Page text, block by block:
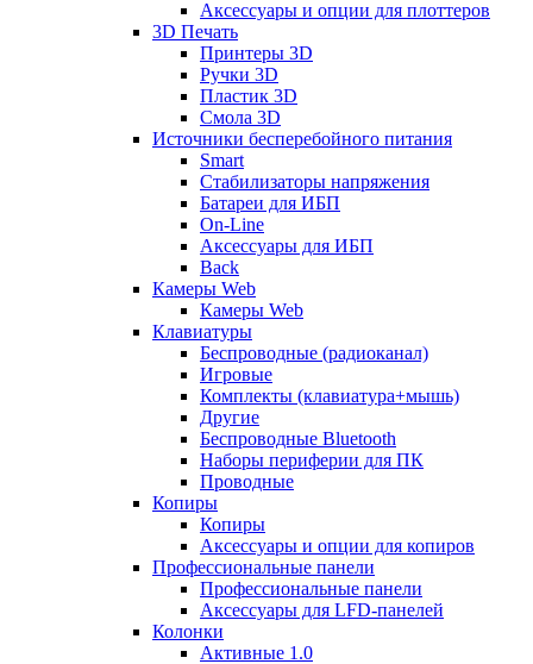
Аксессуары и опции для плоттеров
3D Печать
Принтеры 3D
Ручки 3D
Пластик 3D
Смола 3D
Источники бесперебойного питания
Smart
Стабилизаторы напряжения
Батареи для ИБП
On-Line
Аксессуары для ИБП
Back
Камеры Web
Камеры Web
Клавиатуры
Беспроводные (радиоканал)
Игровые
Комплекты (клавиатура+мышь)
Другие
Беспроводные Bluetooth
Наборы периферии для ПК
Проводные
Копиры
Копиры
Аксессуары и опции для копиров
Профессиональные панели
Профессиональные панели
Аксессуары для LFD-панелей
Колонки
Активные 1.0